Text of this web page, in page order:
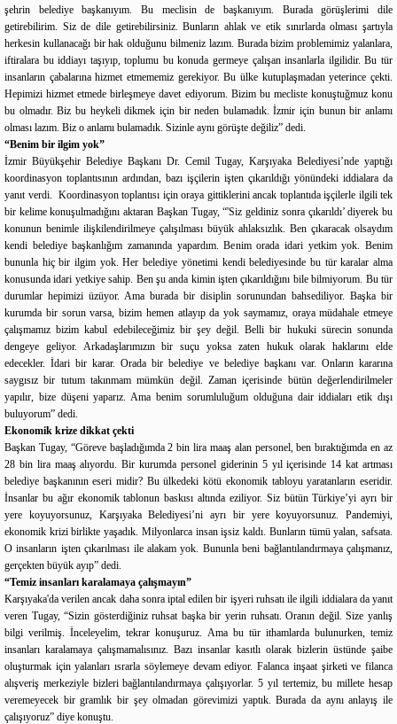
şehrin belediye başkanıyım. Bu meclisin de başkanıyım. Burada görüşlerimi dile
getirebilirim. Siz de dile getirebilirsiniz. Bunların ahlak ve etik sınırlarda olması şartıyla
herkesin kullanacağı bir hak olduğunu bilmeniz lazım. Burada bizim problemimiz yalanlara,
iftiralara bu iddiayı taşıyıp, toplumu bu konuda germeye çalışan insanlarla ilgilidir. Bu tür
insanların çabalarına hizmet etmememiz gerekiyor. Bu ülke kutuplaşmadan yeterince çekti.
Hepimizi hizmet etmede birleşmeye davet ediyorum. Bizim bu mecliste konuştuğmuz konu
bu olmadır. Biz bu heykeli dikmek için bir neden bulamadık. İzmir için bunun bir anlamı
olması lazım. Biz o anlamı bulamadık. Sizinle aynı görüşte değiliz” dedi.
“Benim bir ilgim yok”
İzmir Büyükşehir Belediye Başkanı Dr. Cemil Tugay, Karşıyaka Belediyesi’nde yaptığı
koordinasyon toplantısının ardından, bazı işçilerin işten çıkarıldığı yönündeki iddialara da
yanıt verdi. Koordinasyon toplantısı için oraya gittiklerini ancak toplantıda işçilerle ilgili tek
bir kelime konuşulmadığını aktaran Başkan Tugay, “'Siz geldiniz sonra çıkarıldı’ diyerek bu
konunun benimle ilişkilendirilmeye çalışılması büyük ahlaksızlık. Ben çıkaracak olsaydım
kendi belediye başkanlığım zamanında yapardım. Benim orada idari yetkim yok. Benim
bununla hiç bir ilgim yok. Her belediye yönetimi kendi belediyesinde bu tür karalar alma
konusunda idari yetkiye sahip. Ben şu anda kimin işten çıkarıldığını bile bilmiyorum. Bu tür
durumlar hepimizi üzüyor. Ama burada bir disiplin sorunundan bahsediliyor. Başka bir
kurumda bir sorun varsa, bizim hemen atlayıp da yok saymamız, oraya müdahale etmeye
çalışmamız bizim kabul edebileceğimiz bir şey değil. Belli bir hukuki sürecin sonunda
dengeye geliyor. Arkadaşlarımızın bir suçu yoksa zaten hukuk olarak haklarını elde
edecekler. İdari bir karar. Orada bir belediye ve belediye başkanı var. Onların kararına
saygısız bir tutum takınmam mümkün değil. Zaman içerisinde bütün değerlendirilmeler
yapılır, bize düşeni yaparız. Ama benim sorumluluğum olduğuna dair iddiaları etik dışı
buluyorum” dedi.
Ekonomik krize dikkat çekti
Başkan Tugay, “Göreve başladığımda 2 bin lira maaş alan personel, ben bıraktığımda en az
28 bin lira maaş alıyordu. Bir kurumda personel giderinin 5 yıl içerisinde 14 kat artması
belediye başkanının eseri midir? Bu ülkedeki kötü ekonomik tabloyu yaratanların eseridir.
İnsanlar bu ağır ekonomik tablonun baskısı altında eziliyor. Siz bütün Türkiye’yi ayrı bir
yere koyuyorsunuz, Karşıyaka Belediyesi’ni ayrı bir yere koyuyorsunuz. Pandemiyi,
ekonomik krizi birlikte yaşadık. Milyonlarca insan işsiz kaldı. Bunların tümü yalan, safsata.
O insanların işten çıkarılması ile alakam yok. Bununla beni bağlantılandırmaya çalışmanız,
gerçekten büyük ayıp” dedi.
“Temiz insanları karalamaya çalışmayın”
Karşıyaka'da verilen ancak daha sonra iptal edilen bir işyeri ruhsatı ile ilgili iddialara da yanıt
veren Tugay, “Sizin gösterdiğiniz ruhsat başka bir yerin ruhsatı. Oranın değil. Size yanlış
bilgi verilmiş. İnceleyelim, tekrar konuşuruz. Ama bu tür ithamlarda bulunurken, temiz
insanları karalamaya çalışmamalısınız. Bazı insanlar kasıtlı olarak bizlerin üstünde şaibe
oluşturmak için yalanları ısrarla söylemeye devam ediyor. Falanca inşaat şirketi ve filanca
alışveriş merkeziyle bizleri bağlantılandırmaya çalışıyorlar. 5 yıl tertemiz, bu millete hesap
veremeyecek bir gramlık bir şey olmadan görevimizi yaptık. Burada da aynı anlayış ile
çalışıyoruz” diye konuştu.